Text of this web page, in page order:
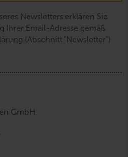
Newsletters erklären Sie
Ihrer Email-Adresse gemäß
(Abschnitt "Newsletter")
GmbH